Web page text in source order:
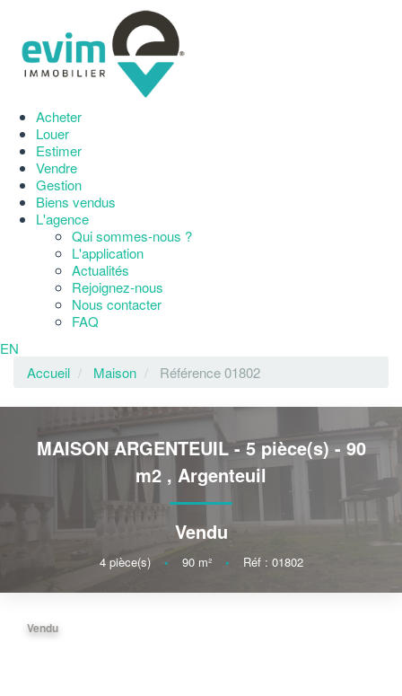
Acheter
Louer
Estimer
Vendre
Gestion
Biens vendus
L'agence
Qui sommes-nous ?
L'application
Actualités
Rejoignez-nous
Nous contacter
FAQ
EN
Accueil
Maison Référence 01802
MAISON ARGENTEUIL - 5 pièce(s) - 90
m2 , Argenteuil
Vendu
4pièce(s) • 90m² • Réf : 01802
Vendu